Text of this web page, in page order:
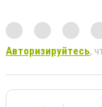
Авторизируйтесь,